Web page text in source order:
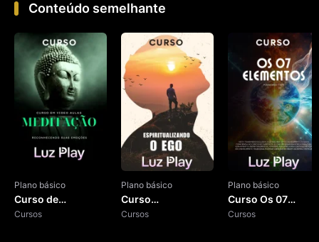
Conteúdo semelhante
Plano básico
Curso de
Meditação
Cursos
Plano básico
Curso
Espiritualizando o
Cursos
Plano básico
Curso Os 07
Elementos
Cursos